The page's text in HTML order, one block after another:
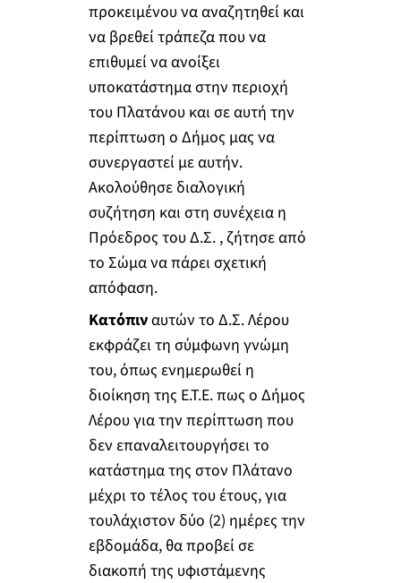
προκειμένου να αναζητηθεί και
να βρεθεί τράπεζα που να
επιθυμεί να ανοίξει
υποκατάστημα στην περιοχή
του Πλατάνου και σε αυτή την
περίπτωση ο Δήμος μας να
συνεργαστεί με αυτήν.
Ακολούθησε διαλογική
συζήτηση και στη συνέχεια η
Πρόεδρος του Δ.Σ. , ζήτησε από
το Σώμα να πάρει σχετική
απόφαση.
Κατόπιναυτών το Δ.Σ. Λέρου
εκφράζει τη σύμφωνη γνώμη
του, όπως ενημερωθεί η
διοίκηση της Ε.Τ.Ε. πως ο Δήμος
Λέρου για την περίπτωση που
δεν επαναλειτουργήσει το
κατάστημα της στον Πλάτανο
μέχρι το τέλος του έτους, για
τουλάχιστον δύο (2) ημέρες την
εβδομάδα, θα προβεί σε
διακοπή της υφιστάμενης